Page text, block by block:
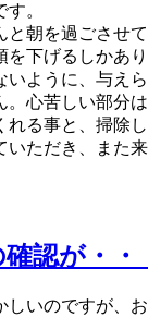
。
と朝を過ごさせ
を下げるしかあ
いように、与え
。心苦しい部分
る事と、掃除
いただき、また
認が・・
しいのですが、